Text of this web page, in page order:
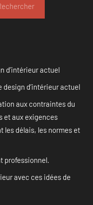
d’intérieur actuel
design d’intérieur actuel
aux contraintes du
et aux exigences
les délais, les normes et
professionnel.
avec ces idées de